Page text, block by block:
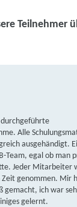
Teilnehmer
durchgeführte
Alle
ausgehändigt.
Team, egal ob man
Jeder Mitarbeiter
Zeit genommen. Mir
gemacht, ich war
gelernt.